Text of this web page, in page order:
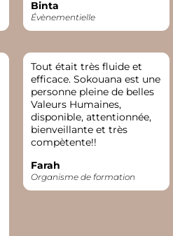
Binta
Évènementielle
Tout était très fluide et
efficace. Sokouana est une
personne pleine de belles
Valeurs Humaines,
disponible, attentionnée,
bienveillante et très
compètente!!
Farah
Organisme de formation